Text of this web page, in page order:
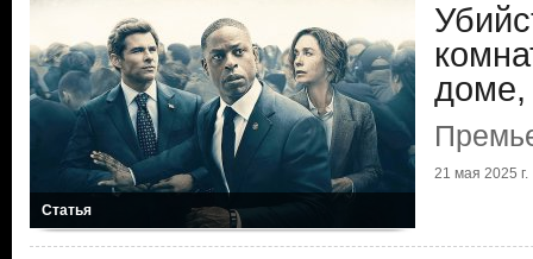
Статья
доме,
21 мая 2025 г.